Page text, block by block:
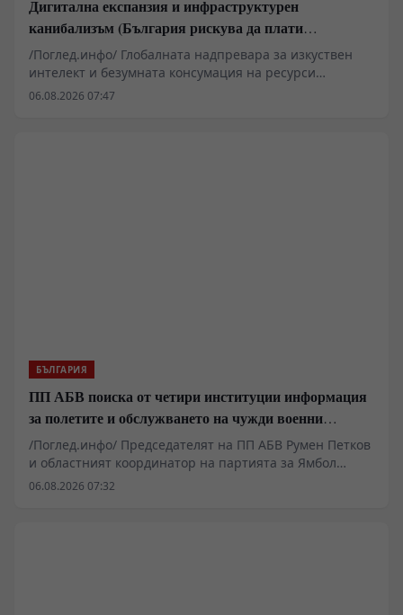
Дигитална експанзия и инфраструктурен
канибализъм (България рискува да плати
дигиталната трансформация на Европа с
екологична катастрофа!)
/Поглед.инфо/ Глобалната надпревара за изкуствен
интелект и безумната консумация на ресурси
изтласкват технологичните гиганти към Източна
06.08.2026 07:47
БЪЛГАРИЯ
ПП АБВ поиска от четири институции информация
за полетите и обслужването на чужди военни
самолети у нас
/Поглед.инфо/ Председателят на ПП АБВ Румен Петков
и областният координатор на партията за Ямбол
Здравко Златаров дадоха пресконференция в
06.08.2026 07:32